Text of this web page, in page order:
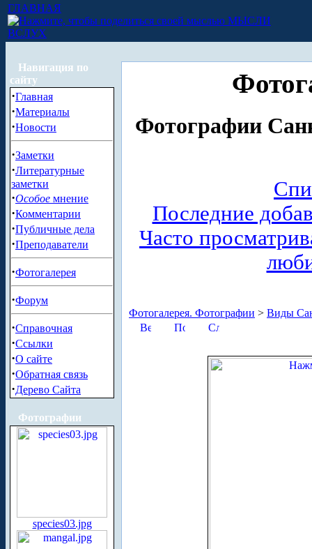
ГЛАВНАЯ
МЫСЛИ
ВСЛУХ
Навигация по
сайту
·Главная
·Материалы
·Новости
·Заметки
·Литературные
заметки
·Особое мнение
·Комментарии
·Публичные дела
·Преподаватели
·Фотогалерея
·Форум
·Справочная
·Ссылки
·О сайте
·Обратная связь
·Дерево Сайта
Фотографии
species03.jpg
Фотографии
Последние
Часто
Фотогалерея. Фотографии > Виды